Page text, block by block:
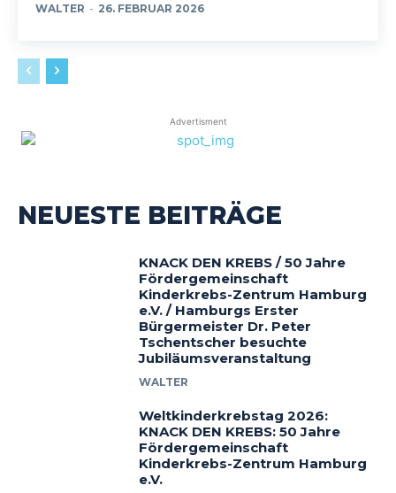
WALTER - 26. FEBRUAR 2026
Advertisment
NEUESTE BEITRÄGE
KNACK DEN KREBS / 50 Jahre
Fördergemeinschaft
Kinderkrebs-Zentrum Hamburg
e.V. / Hamburgs Erster
Bürgermeister Dr. Peter
Tschentscher besuchte
Jubiläumsveranstaltung
WALTER
Weltkinderkrebstag 2026:
KNACK DEN KREBS: 50 Jahre
Fördergemeinschaft
Kinderkrebs-Zentrum Hamburg
e.V.